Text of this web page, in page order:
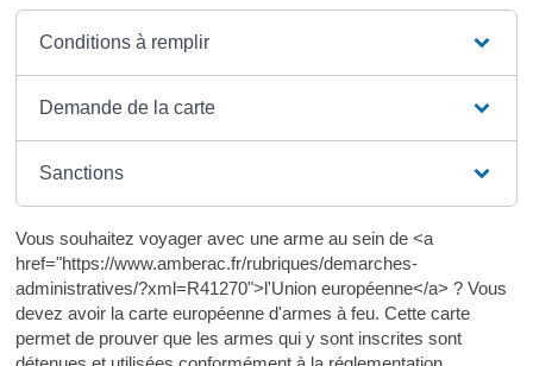
Conditions à remplir
Demande de la carte
Sanctions
Vous souhaitez voyager avec une arme au sein de <a
href="https://www.amberac.fr/rubriques/demarches-
administratives/?xml=R41270">l'Union européenne</a> ? Vous
devez avoir la carte européenne d'armes à feu. Cette carte
permet de prouver que les armes qui y sont inscrites sont